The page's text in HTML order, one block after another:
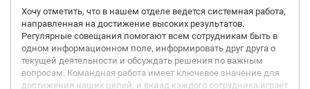
Хочу отметить, что в нашем отделе ведется системная работа,
направленная на достижение высоких результатов.
Регулярные совещания помогают всем сотрудникам быть в
одном информационном поле, информировать друг друга о
текущей деятельности и обсуждать решения по важным
вопросам. Командная работа имеет ключевое значение для
достижения наших целей, и вклад каждого сотрудника играет